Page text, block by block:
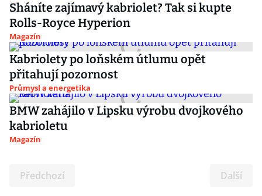
Sháníte zajímavý kabriolet? Tak si kupte
Rolls-Royce Hyperion
Magazín
Kabriolety po loňském útlumu opět
přitahují pozornost
Průmysl a energetika
BMW zahájilo v Lipsku výrobu dvojkového
kabrioletu
Magazín
Předchozí Další